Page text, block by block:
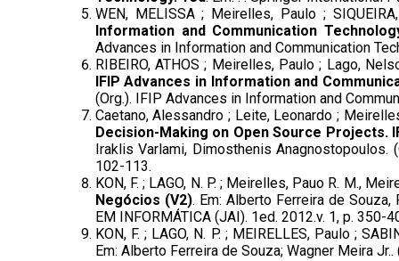
WEN, MELISSA ; Meirelles, Paulo ;
Information and Communication
Advances in Information and Communication
RIBEIRO, ATHOS ; Meirelles, Paulo ; Lago,
IFIP Advances in Information and
(Org.). IFIP Advances in Information and
Caetano, Alessandro ; Leite, Leonardo ;
Decision-Making on Open Source Projects.
Iraklis Varlami, Dimosthenis Anagnostopoulos.
102-113.
KON, F. ; LAGO, N. P. ; Meirelles, Pauo R. M.,
Negócios (V2). Em: Alberto Ferreira de Souza,
EM INFORMÁTICA (JAI). 1ed. 2012.v. 1, p. 350-
KON, F. ; LAGO, N. P. ; MEIRELLES, Paulo ;
Em: Alberto Ferreira de Souza; Wagner Meira